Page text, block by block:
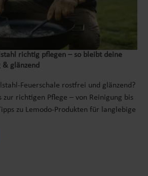
richtig pflegen – so bleibt deine
& glänzend
Feuerschale rostfrei und glänzend?
richtigen Pflege – von Reinigung bis
zu Lemodo-Produkten für langlebige